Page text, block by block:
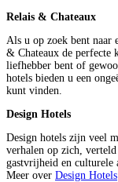
Relais & Chateaux
Als u op zoek bent naar
& Chateaux de perfecte
liefhebber bent of
hotels bieden u een
kunt vinden.
Design Hotels
Design hotels zijn veel
verhalen op zich,
gastvrijheid en culturele
Meer over Design Hotels